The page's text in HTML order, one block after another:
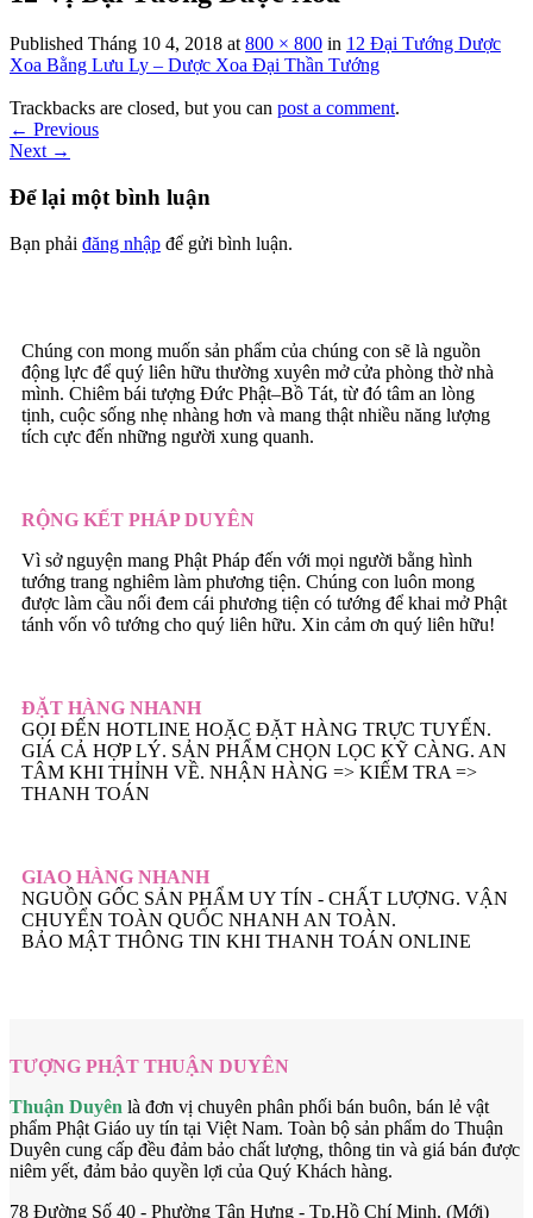
Published Tháng 10 4, 2018 at 800 × 800 in 12 Đại Tướng Dược
Xoa Bằng Lưu Ly – Dược Xoa Đại Thần Tướng
Trackbacks are closed, but you can post a comment.
← Previous
Next →
Để lại một bình luận
Bạn phải đăng nhập để gửi bình luận.
Chúng con mong muốn sản phẩm của chúng con sẽ là nguồn
động lực để quý liên hữu thường xuyên mở cửa phòng thờ nhà
mình. Chiêm bái tượng Đức Phật–Bồ Tát, từ đó tâm an lòng
tịnh, cuộc sống nhẹ nhàng hơn và mang thật nhiều năng lượng
tích cực đến những người xung quanh.
RỘNG KẾT PHÁP DUYÊN
Vì sở nguyện mang Phật Pháp đến với mọi người bằng hình
tướng trang nghiêm làm phương tiện. Chúng con luôn mong
được làm cầu nối đem cái phương tiện có tướng để khai mở Phật
tánh vốn vô tướng cho quý liên hữu. Xin cảm ơn quý liên hữu!
ĐẶT HÀNG NHANH
GỌI ĐẾN HOTLINE HOẶC ĐẶT HÀNG TRỰC TUYẾN.
GIÁ CẢ HỢP LÝ. SẢN PHẨM CHỌN LỌC KỸ CÀNG. AN
TÂM KHI THỈNH VỀ. NHẬN HÀNG => KIẾM TRA =>
THANH TOÁN
GIAO HÀNG NHANH
NGUỒN GỐC SẢN PHẨM UY TÍN - CHẤT LƯỢNG. VẬN
CHUYỂN TOÀN QUỐC NHANH AN TOÀN.
BẢO MẬT THÔNG TIN KHI THANH TOÁN ONLINE
TƯỢNG PHẬT THUẬN DUYÊN
Thuận Duyên là đơn vị chuyên phân phối bán buôn, bán lẻ vật
phẩm Phật Giáo uy tín tại Việt Nam. Toàn bộ sản phẩm do Thuận
Duyên cung cấp đều đảm bảo chất lượng, thông tin và giá bán được
niêm yết, đảm bảo quyền lợi của Quý Khách hàng.
78 Đường Số 40 - Phường Tân Hưng - Tp.Hồ Chí Minh. (Mới)